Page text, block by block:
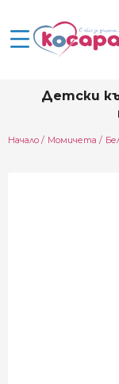
Детски
Начало Момичета